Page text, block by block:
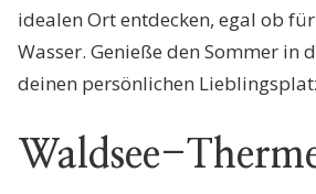
idealen Ort entdecken, egal ob
Wasser. Genieße den Sommer in
deinen persönlichen
Waldsee-